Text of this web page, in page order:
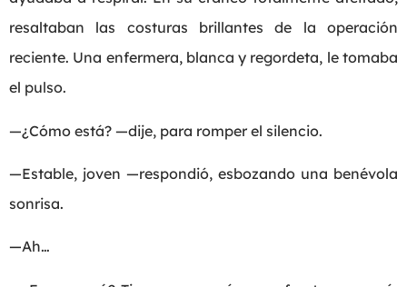
resaltaban las costuras brillantes de la operación
reciente. Una enfermera, blanca y regordeta, le tomaba
el pulso.
—¿Cómo está? —dije, para romper el silencio.
—Estable, joven —respondió, esbozando una benévola
sonrisa.
—Ah…